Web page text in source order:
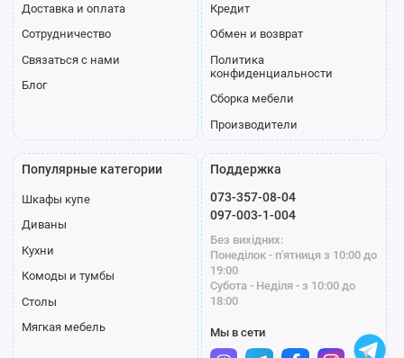
Доставка и оплата
Сотрудничество
Связаться с нами
Блог
Кредит
Обмен и возврат
Политика
конфиденциальности
Сборка мебели
Производители
Популярные категории
Шкафы купе
Диваны
Кухни
Комоды и тумбы
Столы
Мягкая мебель
Поддержка
073-357-08-04
097-003-1-004
Без вихідних:
Понеділок - п'ятниця з 10:00 до
19:00
Субота - Неділя - з 10:00 до
18:00
Мы в сети